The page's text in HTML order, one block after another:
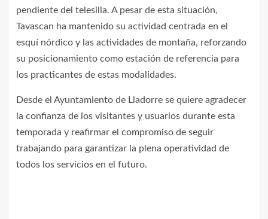
pendiente del telesilla. A pesar de esta situación,
Tavascan ha mantenido su actividad centrada en el
esquí nórdico y las actividades de montaña, reforzando
su posicionamiento como estación de referencia para
los practicantes de estas modalidades.
Desde el Ayuntamiento de Lladorre se quiere agradecer
la confianza de los visitantes y usuarios durante esta
temporada y reafirmar el compromiso de seguir
trabajando para garantizar la plena operatividad de
todos los servicios en el futuro.